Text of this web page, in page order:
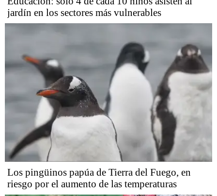
jardín en los sectores más vulnerables
Los pingüinos papúa de Tierra del Fuego, en
riesgo por el aumento de las temperaturas